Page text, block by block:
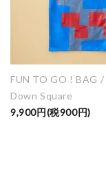
FUN TO GO ! BAG /
Down Square
9,900円(税900円)